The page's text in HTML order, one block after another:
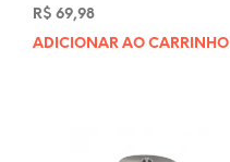
R$ 69,98
ADICIONAR AO CARRINHO